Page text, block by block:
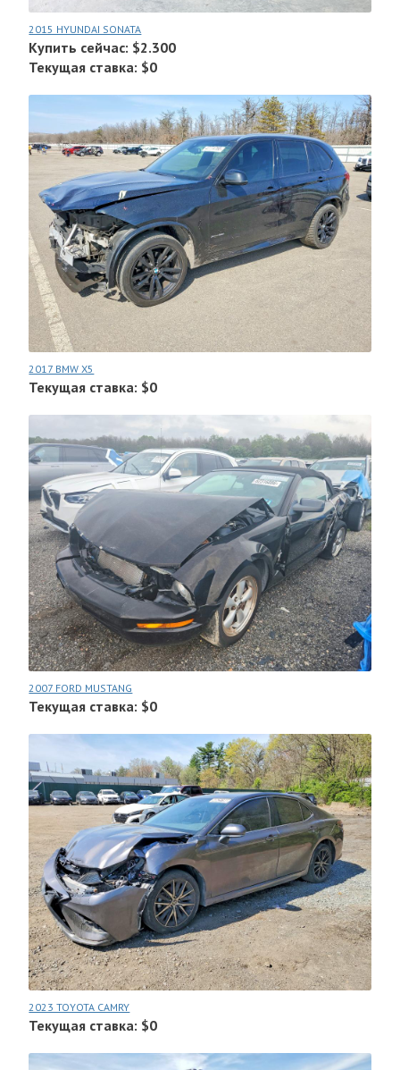
2015 HYUNDAI SONATA
Купить сейчас: $2.300
Текущая ставка: $0
2017 BMW X5
Текущая ставка: $0
2007 FORD MUSTANG
Текущая ставка: $0
2023 TOYOTA CAMRY
Текущая ставка: $0